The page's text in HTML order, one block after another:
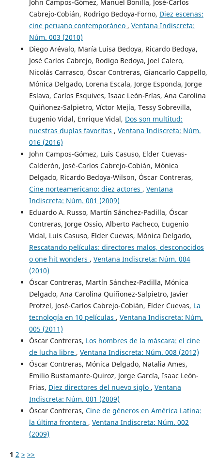
John Campos-Gómez, Manuel Bonilla, José-Carlos
Cabrejo-Cobián, Rodrigo Bedoya-Forno, Diez escenas:
cine peruano contemporáneo , Ventana Indiscreta:
Núm. 003 (2010)
Diego Arévalo, María Luisa Bedoya, Ricardo Bedoya,
José Carlos Cabrejo, Rodigo Bedoya, Joel Calero,
Nicolás Carrasco, Óscar Contreras, Giancarlo Cappello,
Mónica Delgado, Lorena Escala, Jorge Esponda, Jorge
Eslava, Carlos Esquives, Isaac León-Frías, Ana Carolina
Quiñonez-Salpietro, Víctor Mejía, Tessy Sobrevilla,
Eugenio Vidal, Enrique Vidal, Dos son multitud:
nuestras duplas favoritas , Ventana Indiscreta: Núm.
016 (2016)
John Campos-Gómez, Luis Casuso, Elder Cuevas-
Calderón, José-Carlos Cabrejo-Cobián, Mónica
Delgado, Ricardo Bedoya-Wilson, Óscar Contreras,
Cine norteamericano: diez actores , Ventana
Indiscreta: Núm. 001 (2009)
Eduardo A. Russo, Martín Sánchez-Padilla, Óscar
Contreras, Jorge Ossio, Alberto Pacheco, Eugenio
Vidal, Luis Casuso, Elder Cuevas, Mónica Delgado,
Rescatando películas: directores malos, desconocidos
o one hit wonders , Ventana Indiscreta: Núm. 004
(2010)
Óscar Contreras, Martín Sánchez-Padilla, Mónica
Delgado, Ana Carolina Quiñonez-Salpietro, Javier
Protzel, José-Carlos Cabrejo-Cobián, Elder Cuevas, La
tecnología en 10 películas , Ventana Indiscreta: Núm.
005 (2011)
Óscar Contreras, Los hombres de la máscara: el cine
de lucha libre , Ventana Indiscreta: Núm. 008 (2012)
Óscar Contreras, Mónica Delgado, Natalia Ames,
Emilio Bustamante-Quiroz, Jorge García, Isaac León-
Frias, Diez directores del nuevo siglo , Ventana
Indiscreta: Núm. 001 (2009)
Óscar Contreras, Cine de géneros en América Latina:
la última frontera , Ventana Indiscreta: Núm. 002
(2009)
1 2 > >>